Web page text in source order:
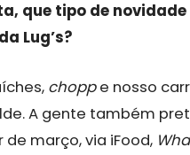
que tipo de
Lug’s?
choppe nosso
A gente também
março, via iFood,